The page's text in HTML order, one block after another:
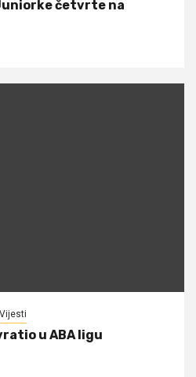
četvrte na
Vijesti
u ABA ligu